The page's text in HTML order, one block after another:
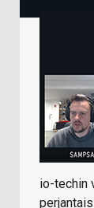
io-techin